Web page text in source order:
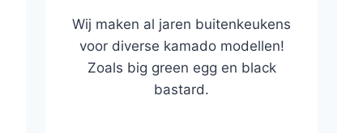
Wij maken al jaren buitenkeukens
voor diverse kamado modellen!
Zoals big green egg en black
bastard.